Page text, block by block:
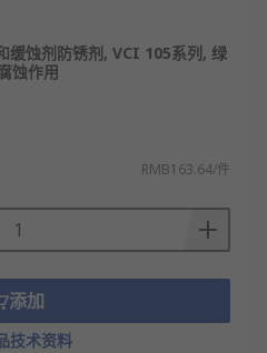
合成渗透剂，它能强
油污内从而轻松地清除
和腐蚀物，具有渗透除
、保护金属等性能。
形成并贮存一层润滑
其它化学成份造成的
不易拧动的螺帽、螺栓
于拆卸。安装前使用，
蚀剂防锈剂, VCI 105系列, 绿
蚀作用
RMB163.64/件
添加
技术资料